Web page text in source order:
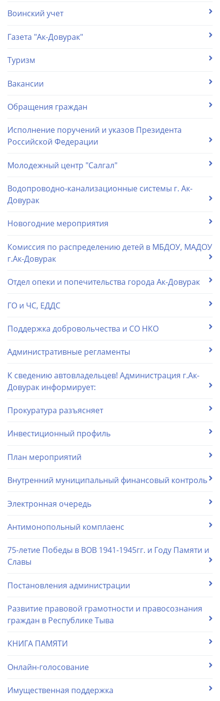
Воинский учет
Газета "Ак-Довурак"
Туризм
Вакансии
Обращения граждан
Исполнение поручений и указов Президента
Российской Федерации
Молодежный центр "Салгал"
Водопроводно-канализационные системы г. Ак-
Довурак
Новогодние мероприятия
Комиссия по распределению детей в МБДОУ, МАДОУ
г.Ак-Довурак
Отдел опеки и попечительства города Ак-Довурак
ГО и ЧС, ЕДДС
Поддержка добровольчества и СО НКО
Административные регламенты
К сведению автовладельцев! Администрация г.Ак-
Довурак информирует:
Прокуратура разъясняет
Инвестиционный профиль
План мероприятий
Внутренний муниципальный финансовый контроль
Электронная очередь
Антимонопольный комплаенс
75-летие Победы в ВОВ 1941-1945гг. и Году Памяти и
Славы
Постановления администрации
Развитие правовой грамотности и правосознания
граждан в Республике Тыва
КНИГА ПАМЯТИ
Онлайн-голосование
Имущественная поддержка